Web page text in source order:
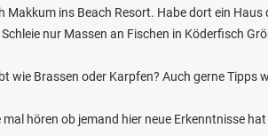
ins Beach Resort. Habe dort ein
nur Massen an Fischen in Köderfisch
wie Brassen oder Karpfen? Auch gerne Tipps
hören ob jemand hier neue Erkenntnisse